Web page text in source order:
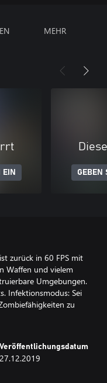
MEHR
EIN GEBEN
zurück in 60 FPS mit
Waffen und vielem
Umgebungen.
Infektionsmodus: Sei
zu
Veröffentlichungsdatum
27.12.2019